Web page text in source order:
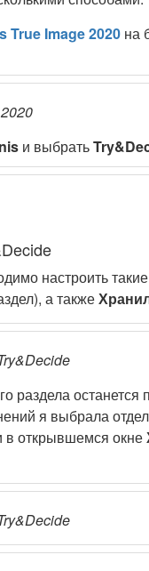
True Image 2020 на
и выбрать
настроить
а также
раздела
я выбрала
в открывшемся окне